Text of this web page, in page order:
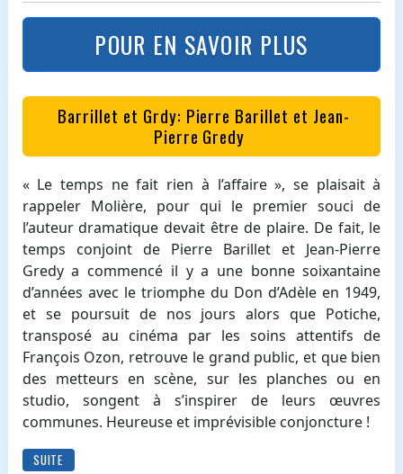
POUR EN SAVOIR PLUS
Barrillet et Grdy: Pierre Barillet et Jean-
Pierre Gredy
« Le temps ne fait rien à l’affaire », se plaisait à
rappeler Molière, pour qui le premier souci de
l’auteur dramatique devait être de plaire. De fait, le
temps conjoint de Pierre Barillet et Jean-Pierre
Gredy a commencé il y a une bonne soixantaine
d’années avec le triomphe du Don d’Adèle en 1949,
et se poursuit de nos jours alors que Potiche,
transposé au cinéma par les soins attentifs de
François Ozon, retrouve le grand public, et que bien
des metteurs en scène, sur les planches ou en
studio, songent à s’inspirer de leurs œuvres
communes. Heureuse et imprévisible conjoncture !
SUITE